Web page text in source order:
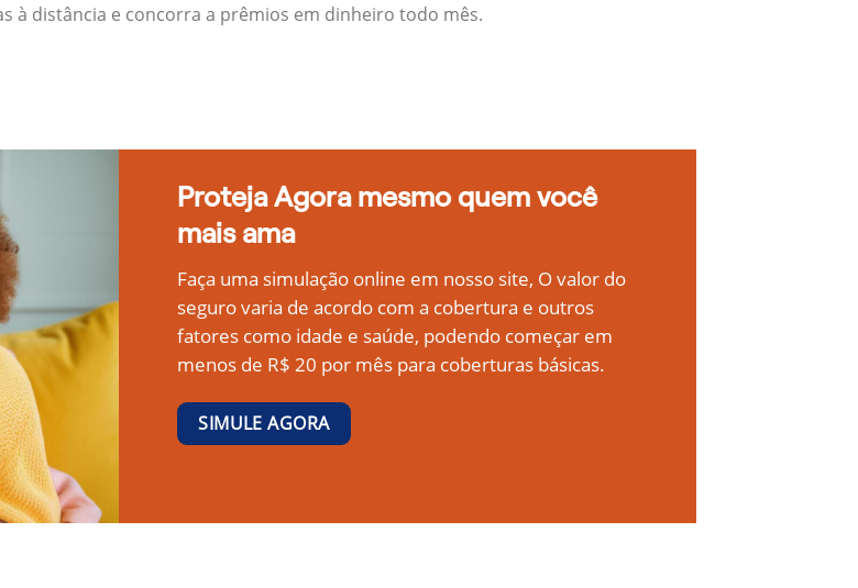
à distância e concorra a prêmios em dinheiro todo mês.
Proteja Agora mesmo quem você
mais ama
Faça uma simulação online em nosso site, O valor do
seguro varia de acordo com a cobertura e outros
fatores como idade e saúde, podendo começar em
menos de R$ 20 por mês para coberturas básicas.
SIMULE AGORA